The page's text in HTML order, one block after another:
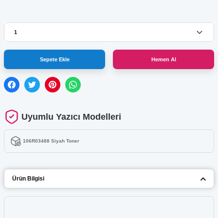
Sepete Ekle Hemen Al
Uyumlu Yazıcı Modelleri
106R03488 Siyah Toner
Ürün Bilgisi